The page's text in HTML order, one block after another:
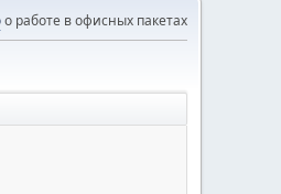
о работе в офисных пакетах